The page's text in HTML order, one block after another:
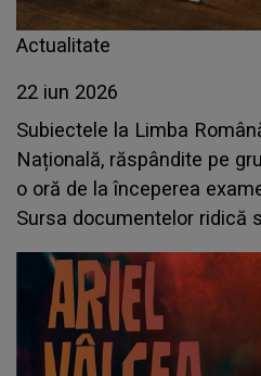
Actualitate
22 iun 2026
Subiectele la Limba
Națională, răspândite pe
o oră de la începerea
Sursa documentelor ridică